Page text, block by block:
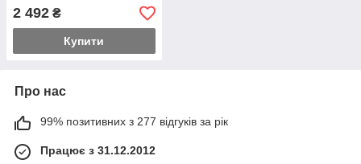
та потужності
2 492 ₴
Купити
Про нас
99% позитивних з 277 відгуків за рік
Працює з 31.12.2012